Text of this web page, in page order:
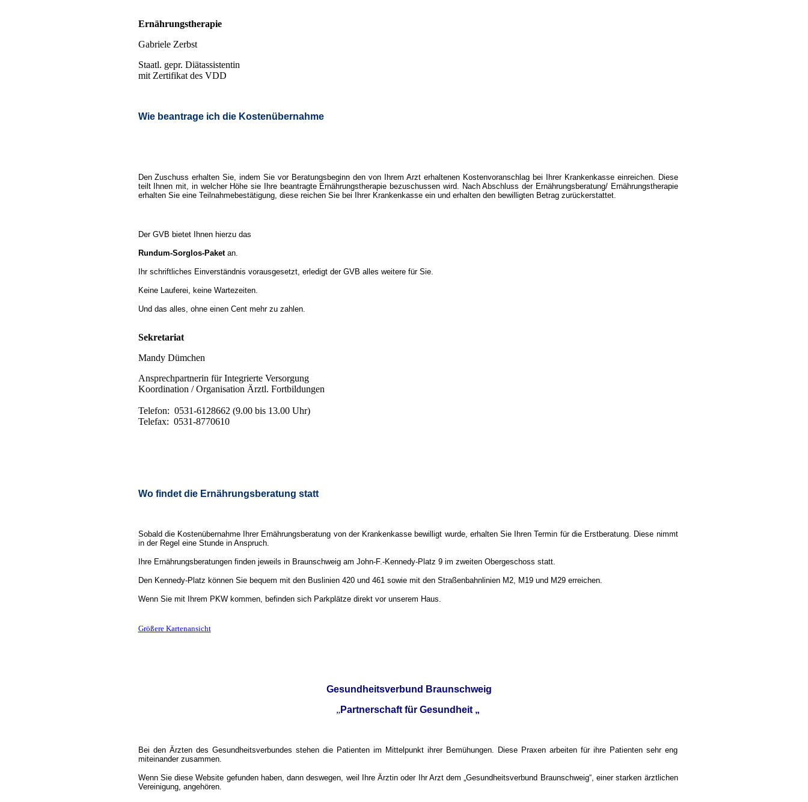
Ernährungstherapie
Gabriele Zerbst
Staatl. gepr. Diätassistentin
mit Zertifikat des VDD
Wie beantrage ich die Kostenübernahme
Den Zuschuss erhalten Sie, indem Sie vor Beratungsbeginn den von Ihrem Arzt erhaltenen Kostenvoranschlag bei Ihrer Krankenkasse einreichen. Diese
teilt Ihnen mit, in welcher Höhe sie Ihre beantragte Ernährungstherapie bezuschussen wird. Nach Abschluss der Ernährungsberatung/ Ernährungstherapie
erhalten Sie eine Teilnahmebestätigung, diese reichen Sie bei Ihrer Krankenkasse ein und erhalten den bewilligten Betrag zurückerstattet.
Der GVB bietet Ihnen hierzu das
Rundum-Sorglos-Paket an.
Ihr schriftliches Einverständnis vorausgesetzt, erledigt der GVB alles weitere für Sie.
Keine Lauferei, keine Wartezeiten.
Und das alles, ohne einen Cent mehr zu zahlen.
Sekretariat
Mandy Dümchen
Ansprechpartnerin für Integrierte Versorgung
Koordination / Organisation Ärztl. Fortbildungen
Telefon: 0531-6128662 (9.00 bis 13.00 Uhr)
Telefax: 0531-8770610
Wo findet die Ernährungsberatung statt
Sobald die Kostenübernahme Ihrer Ernährungsberatung von der Krankenkasse bewilligt wurde, erhalten Sie Ihren Termin für die Erstberatung. Diese nimmt
in der Regel eine Stunde in Anspruch.
Ihre Ernährungsberatungen finden jeweils in Braunschweig am John-F.-Kennedy-Platz 9 im zweiten Obergeschoss statt.
Den Kennedy-Platz können Sie bequem mit den Buslinien 420 und 461 sowie mit den Straßenbahnlinien M2, M19 und M29 erreichen.
Wenn Sie mit Ihrem PKW kommen, befinden sich Parkplätze direkt vor unserem Haus.
Größere Kartenansicht
Gesundheitsverbund Braunschweig
„Partnerschaft für Gesundheit „
Bei den Ärzten des Gesundheitsverbundes stehen die Patienten im Mittelpunkt ihrer Bemühungen. Diese Praxen arbeiten für ihre Patienten sehr eng
miteinander zusammen.
Wenn Sie diese Website gefunden haben, dann deswegen, weil Ihre Ärztin oder Ihr Arzt dem „Gesundheitsverbund Braunschweig“, einer starken ärztlichen
Vereinigung, angehören.